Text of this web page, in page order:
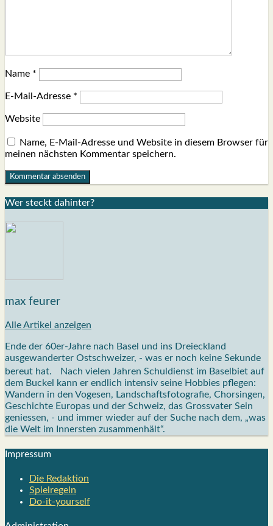
Name *
E-Mail-Adresse *
Website
Name, E-Mail-Adresse und Website in diesem Browser für
meinen nächsten Kommentar speichern.
Wer steckt dahin­ter?
max feurer
Alle Artikel anzeigen
Ende der 60er-Jahre nach Basel und ins Dreieckland
ausgewanderter Ostschweizer, - was er noch keine Sekunde
bereut hat. Nach vielen Jahren Schuldienst im Baselbiet auf
dem Buckel kann er endlich intensiv seine Hobbies pflegen:
Wandern in den Vogesen, Landschaftsfotografie, Chorsingen,
Geschichte Europas und der Schweiz, das Grossvater Sein
geniessen, - und immer wieder auf der Suche nach dem, „was
die Welt im Innersten zusammenhält“.
Impres­sum
Die Redak­ti­on
Spiel­re­geln
Do-it-your­s­elf